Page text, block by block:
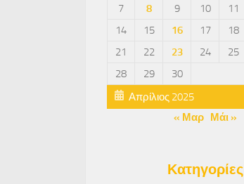
Απρίλιος 2025
7
8 9 10 11
14
15 16 17 18
21
22 23 24 25
28
29 30
« Μαρ Μάι »
Κατηγορίες